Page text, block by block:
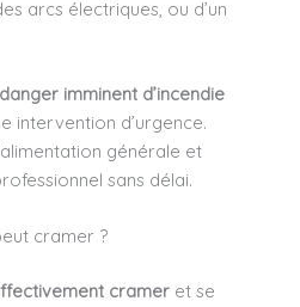
arcs électriques, ou d’un
danger imminent d’incendie
intervention d’urgence.
générale et
sans délai.
cramer ?
cramer et se